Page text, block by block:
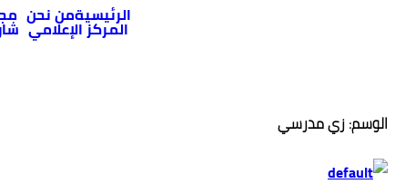
الرئيسيةمن نحن
المركز الإعلامي
الوسم:زي مدرسي